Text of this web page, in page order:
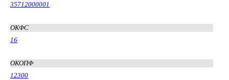
35712000001
ОКФС
16
ОКОПФ
12300